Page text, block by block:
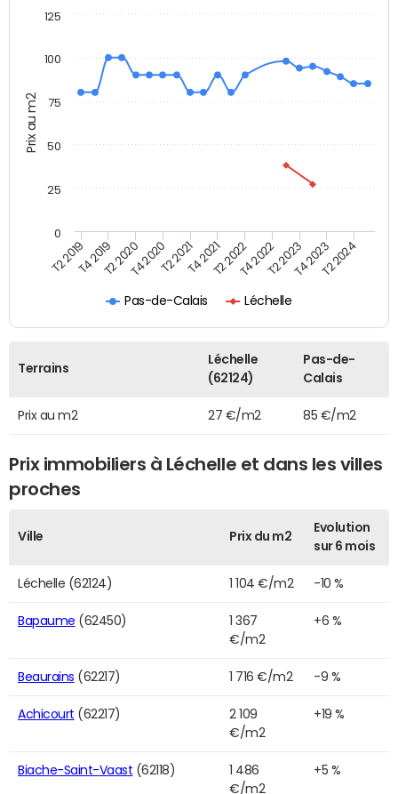
Prix au m2
Pas-de-Calais Léchelle
T2 2019T4 2019T2 2020T4 2020T2 2021T4 2021T2 2022T4 2022T2 2023T4 2023T2 2024
100
0
25
50
75
125
Terrains
Léchelle
(62124)
Pas-de-
Calais
Prix au m2 27 €/m2 85 €/m2
Prix immobiliers à Léchelle et dans les villes
proches
Ville Prix du m2
Evolution
sur 6 mois
Léchelle (62124) 1 104 €/m2 -10 %
Bapaume (62450)
1 367
€/m2
+6 %
Beaurains (62217) 1 716 €/m2 -9 %
Achicourt (62217)
2 109
€/m2
+19 %
Biache-Saint-Vaast (62118)
1 486
€/m2
+5 %